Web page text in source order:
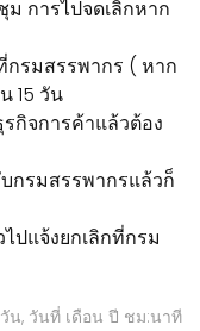
การไปจดเลิกหาก
กรมสรรพากร ( หาก
15 วัน
กิจการค้าแล้วต้อง
กรมสรรพากรแล้วก็
ปแจ้งยกเลิกที่กรม
น, วันที่ เดือน ปี ชม:นาที